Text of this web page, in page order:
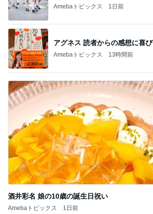
Amebaトピックス 1日前
アグネス 読者からの感想に喜び
Amebaトピックス 13時間前
酒井彩名 娘の10歳の誕生日祝い
Amebaトピックス 1日前